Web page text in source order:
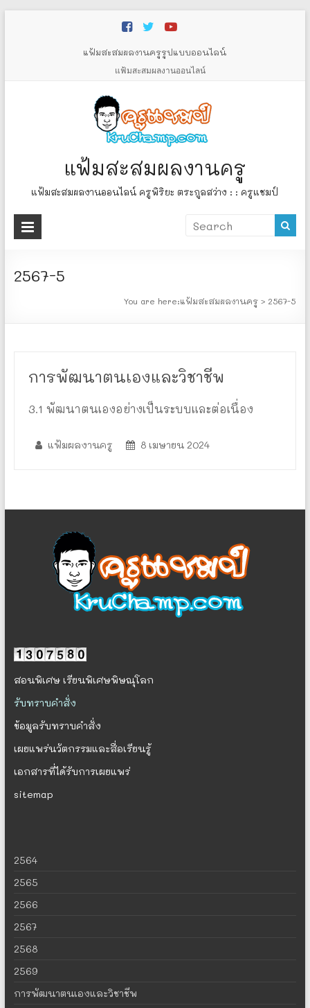
แฟ้มสะสมผลงานครูรูปแบบออนไลน์
แฟ้มสะสมผลงานออนไลน์
แฟ้มสะสมผลงานครู
แฟ้มสะสมผลงานออนไลน์ ครูพิริยะ ตระกูลสว่าง : : ครูแชมป์
2567-5
You are here:แฟ้มสะสมผลงานครู > 2567-5
การพัฒนาตนเองและวิชาชีพ
3.1 พัฒนาตนเองอย่างเป็นระบบและต่อเนื่อง
แฟ้มผลงานครู 8 เมษายน 2024
สอนพิเศษเรียนพิเศษพิษณุโลก
รับทราบคำสั่ง
ข้อมูลรับทราบคำสั่ง
เผยแพร่นวัตกรรมและสื่อเรียนรู้
เอกสารที่ได้รับการเผยแพร่
sitemap
2564
2565
2566
2567
2568
2569
การพัฒนาตนเองและวิชาชีพ